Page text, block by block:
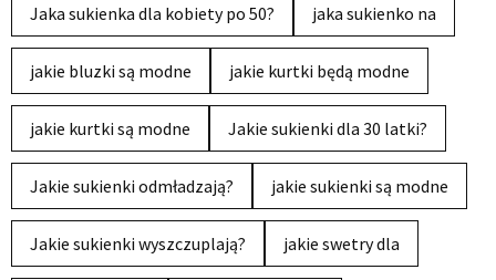
Jaka sukienka dla kobiety po 50? jaka sukienko na
jakie bluzki są modne jakie kurtki będą modne
jakie kurtki są modne Jakie sukienki dla 30 latki?
Jakie sukienki odmładzają? jakie sukienki są modne
Jakie sukienki wyszczuplają? jakie swetry dla